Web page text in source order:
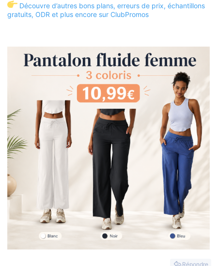
Découvre d’autres bons plans, erreurs de prix, échantillons
gratuits, ODR et plus encore sur ClubPromos
Répondre